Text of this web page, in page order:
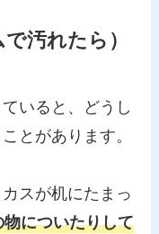
汚れたら）
いると、どうし
とがあります。
スが机にたまっ
についたりして